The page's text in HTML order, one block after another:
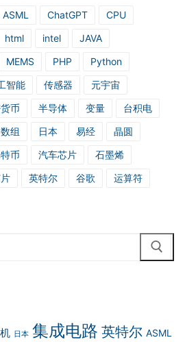
ASML ChatGPT
CPU
html intel
JAVA
MEMS PHP
Python
智能 传感器
元宇宙
币 半导体 变量
台积电
数组 日本 易经
晶圆
币 汽车芯片
石墨烯
英特尔 谷歌
运算符
日本 集成电路 英特尔 ASML